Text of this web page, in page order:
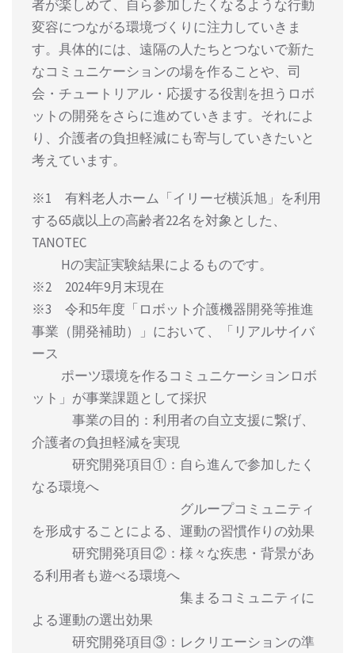
者が楽しめて、自ら参加したくなるような行動
変容につながる環境づくりに注力していきま
す。具体的には、遠隔の人たちとつないで新た
なコミュニケーションの場を作ることや、司
会・チュートリアル・応援する役割を担うロボ
ットの開発をさらに進めていきます。それによ
り、介護者の負担軽減にも寄与していきたいと
考えています。
※1 有料老人ホーム「イリーゼ横浜旭」を利用
する65歳以上の高齢者22名を対象とした、
TANOTEC
Hの実証実験結果によるものです。
※2 2024年9月末現在
※3 令和5年度「ロボット介護機器開発等推進
事業（開発補助）」において、「リアルサイバ
ース
ポーツ環境を作るコミュニケーションロボ
ット」が事業課題として採択
事業の目的：利用者の自立支援に繋げ、
介護者の負担軽減を実現
研究開発項目①：自ら進んで参加したく
なる環境へ
グループコミュニティ
を形成することによる、運動の習慣作りの効果
研究開発項目②：様々な疾患・背景があ
る利用者も遊べる環境へ
集まるコミュニティに
よる運動の選出効果
研究開発項目③：レクリエーションの準